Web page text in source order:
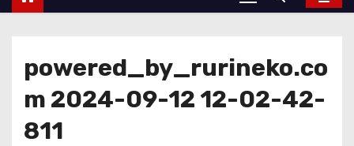
powered_by_rurineko.co
m 2024-09-12 12-02-42-
811